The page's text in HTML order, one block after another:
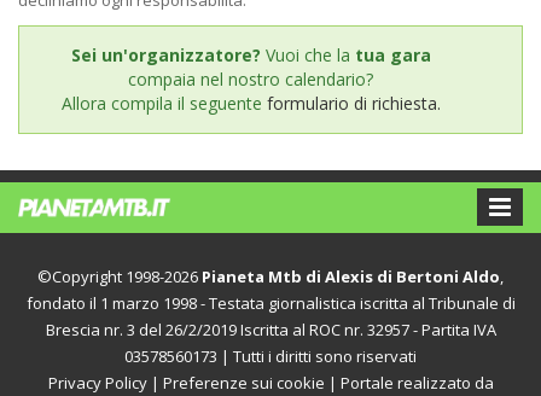
Sei un'organizzatore? Vuoi che la tua gara
compaia nel nostro calendario?
Allora compila il seguente formulario di richiesta.
©Copyright 1998-2026 Pianeta Mtb di Alexis di Bertoni Aldo
fondato il 1 marzo 1998 - Testata giornalistica iscritta al Tribunale di
Brescia nr. 3 del 26/2/2019 Iscritta al ROC nr. 32957 - Partita IVA
03578560173 | Tutti i diritti sono riservati
Privacy Policy| Preferenze sui cookie | Portale realizzato da